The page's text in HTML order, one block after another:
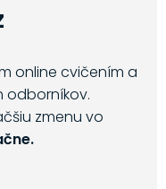
online cvičením a
odborníkov.
zmenu vo